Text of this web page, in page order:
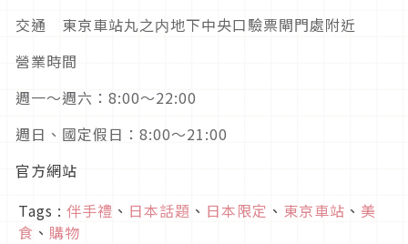
交通 東京車站丸之内地下中央口驗票閘門處附近
營業時間
週一～週六：8:00～22:00
週日、國定假日：8:00～21:00
官方網站
Tags : 伴手禮 、 日本話題 、 日本限定 、 東京車站 、 美
食 、 購物